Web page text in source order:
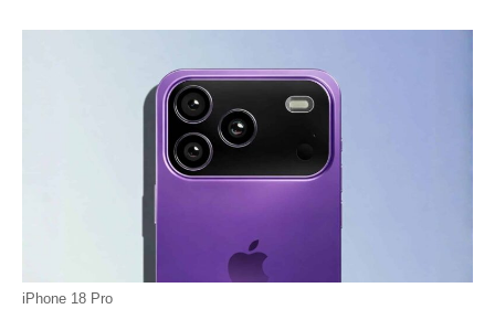
iPhone 18 Pro